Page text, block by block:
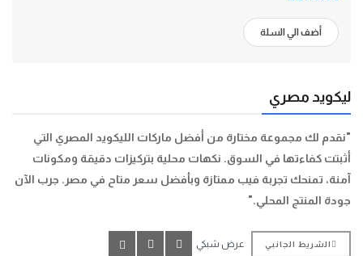
أضف الي السلة
ليكويد مصري
"نقدم لك مجموعة مختارة من أفضل ماركات الليكويد المصري التي
أثبتت كفاءتها في السوق. نكهات محلية بتركيزات دقيقة ومكونات
آمنة، تمنحك تجربة فيب ممتازة وبأفضل سعر متاح في مصر. جرب الآن
جودة المنتج المحلي."
الشريط الجانبي عرض شبكي